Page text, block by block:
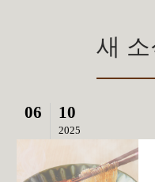
새
06 10
2025